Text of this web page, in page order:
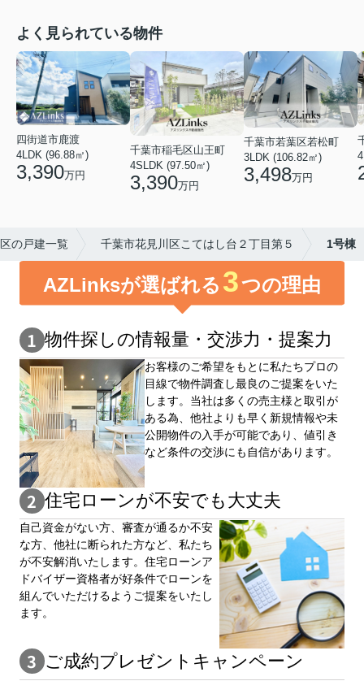
よく見られている物件
四街道市鹿渡
4LDK (96.88㎡)
3,390万円
千葉市稲毛区山王町
4SLDK (97.50㎡)
3,390万円
千葉市若葉区若松町
3LDK (106.82㎡)
3,498万円
の戸建一覧 千葉市花見川区こてはし台２丁目第５ 1号棟
AZLinksが選ばれる 3つの理由
物件探しの情報量・交渉⼒・提案⼒
お客様のご希望をもとに私たちプロの
目線で物件調査し最良のご提案をいた
します。当社は多くの売主様と取引が
ある為、他社よりも早く新規情報や未
公開物件の⼊手が可能であり、値引き
など条件の交渉にも自信があります。
住宅ローンが不安でも大丈夫
自⼰資⾦がない⽅、審査が通るか不安
な⽅、他社に断られた⽅など、私たち
が不安解消いたします。住宅ローンア
ドバイザー資格者が好条件でローンを
組んでいただけるようご提案をいたし
ます。
ご成約プレゼントキャンペーン